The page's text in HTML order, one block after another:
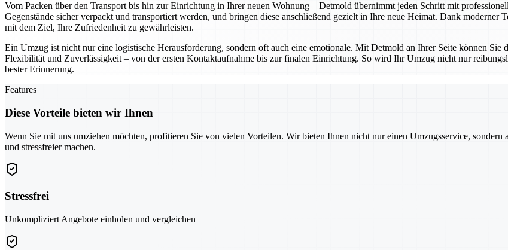
Vom Packen über den Transport bis hin zur Einrichtung in Ihrer neuen Wohnung – Detmold übernimmt jeden Schritt mit
Gegenstände sicher verpackt und transportiert werden, und bringen diese anschließend gezielt in Ihre neue Heimat. Dank
mit dem Ziel, Ihre Zufriedenheit zu gewährleisten.
Ein Umzug ist nicht nur eine logistische Herausforderung, sondern oft auch eine emotionale. Mit Detmold an Ihrer Seite können Sie
Flexibilität und Zuverlässigkeit – von der ersten Kontaktaufnahme bis zur finalen Einrichtung. So wird Ihr Umzug nicht nur
bester Erinnerung.
Features
Diese Vorteile bieten wir Ihnen
Wenn Sie mit uns umziehen möchten, profitieren Sie von vielen Vorteilen. Wir bieten Ihnen nicht nur einen Umzugsservice,
und stressfreier machen.
Stressfrei
Unkompliziert Angebote einholen und vergleichen